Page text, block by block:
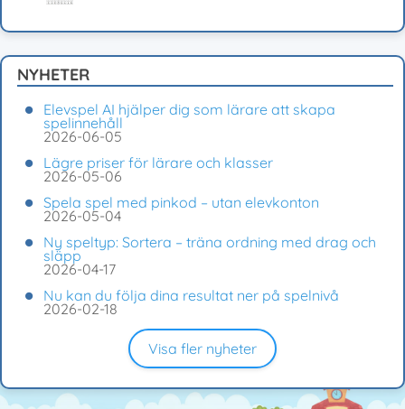
NYHETER
Elevspel AI hjälper dig som lärare att skapa
spelinnehåll
2026-06-05
Lägre priser för lärare och klasser
2026-05-06
Spela spel med pinkod – utan elevkonton
2026-05-04
Ny speltyp: Sortera – träna ordning med drag och
släpp
2026-04-17
Nu kan du följa dina resultat ner på spelnivå
2026-02-18
Visa fler nyheter